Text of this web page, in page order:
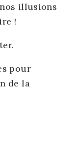
illu­sions
!
pour
de la